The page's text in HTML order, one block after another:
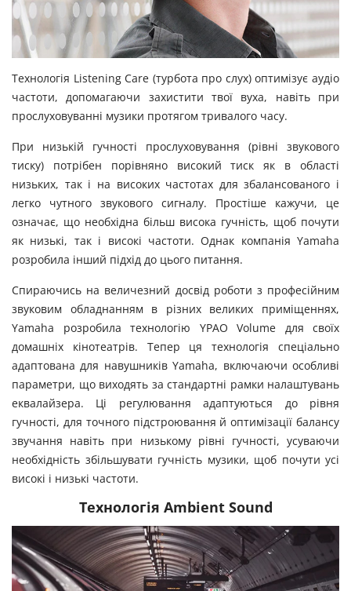
Технологія Listening Care (турбота про слух) оптимізує аудіо
частоти, допомагаючи захистити твої вуха, навіть при
прослуховуванні музики протягом тривалого часу.
При низькій гучності прослуховування (рівні звукового
тиску) потрібен порівняно високий тиск як в області
низьких, так і на високих частотах для збалансованого і
легко чутного звукового сигналу. Простіше кажучи, це
означає, що необхідна більш висока гучність, щоб почути
як низькі, так і високі частоти. Однак компанія Yamaha
розробила інший підхід до цього питання.
Спираючись на величезний досвід роботи з професійним
звуковим обладнанням в різних великих приміщеннях,
Yamaha розробила технологію YPAO Volume для своїх
домашніх кінотеатрів. Тепер ця технологія спеціально
адаптована для навушників Yamaha, включаючи особливі
параметри, що виходять за стандартні рамки налаштувань
еквалайзера. Ці регулювання адаптуються до рівня
гучності, для точного підстроювання й оптимізації балансу
звучання навіть при низькому рівні гучності, усуваючи
необхідність збільшувати гучність музики, щоб почути усі
високі і низькі частоти.
Технологія Ambient Sound